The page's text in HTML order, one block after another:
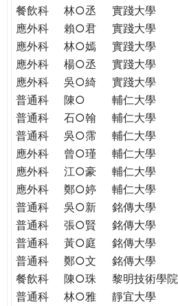
餐飲科
林○丞 實踐大學
應外科
賴○君 實踐大學
應外科
林○嫣 實踐大學
應外科
楊○丞 實踐大學
應外科
吳○綺 實踐大學
普通科
陳○ 輔仁大學
普通科
石○翰 輔仁大學
普通科
吳○霈 輔仁大學
應外科
曾○瑾 輔仁大學
應外科
江○豪 輔仁大學
應外科
鄭○婷 輔仁大學
普通科
吳○新 銘傳大學
普通科
張○賢 銘傳大學
普通科
黃○庭 銘傳大學
普通科
鄭○文 銘傳大學
餐飲科
陳○珠 黎明技術學院
普通科
林○雅 靜宜大學